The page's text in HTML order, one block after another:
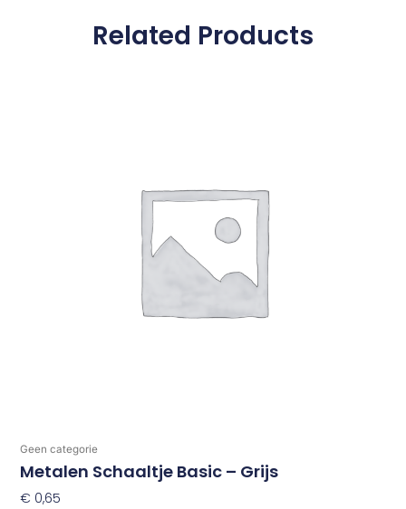
Related Products
Geen categorie
Metalen Schaaltje Basic – Grijs
€ 0,65